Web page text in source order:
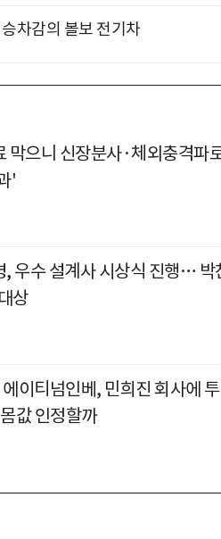
차감의 볼보 전기차
막으니 신장분사·체외충격파
'
, 우수 설계사 시상식 진행… 박
상
에이티넘인베, 민희진 회사에
값 인정할까